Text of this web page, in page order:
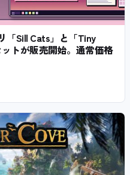
「Sill Cats」と「Tiny
トが販売開始。通常価格